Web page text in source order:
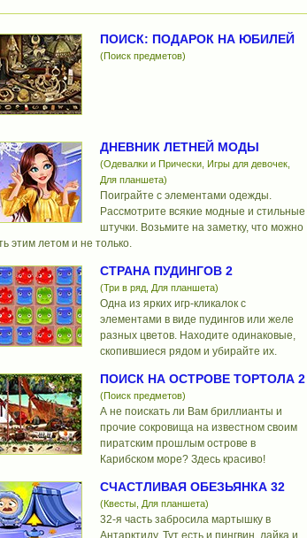
ПОИСК: ПОДАРОК НА ЮБИЛЕЙ
(Поиск предметов)
ДНЕВНИК ЛЕТНЕЙ МОДЫ
(Одевалки и Прически, Игры для девочек,
Для планшета)
Поиграйте с элементами одежды.
Рассмотрите всякие модные и стильные
штучки. Возьмите на заметку, что можно
этим летом и не только.
СТРАНА ПУДИНГОВ 2
(Три в ряд, Для планшета)
Одна из ярких игр-кликалок с
элементами в виде пудингов или желе
разных цветов. Находите одинаковые,
скопившиеся рядом и убирайте их.
ПОИСК НА ОСТРОВЕ ТОРТОЛА 2
(Поиск предметов)
А не поискать ли Вам бриллианты и
прочие сокровища на известном своим
пиратским прошлым острове в
Карибском море? Здесь красиво!
СЧАСТЛИВАЯ ОБЕЗЬЯНКА 32
(Квесты, Для планшета)
32-я часть забросила мартышку в
Антарктиду. Тут есть и пингвин, лайка и